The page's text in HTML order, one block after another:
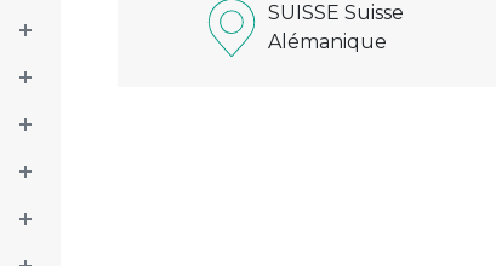
SUISSE Suisse
Alémanique